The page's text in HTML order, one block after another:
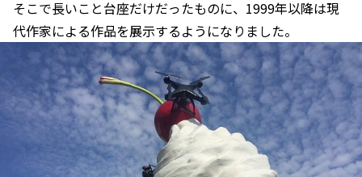
そこで長いこと台座だけだったものに、1999年以降は現
代作家による作品を展示するようになりました。